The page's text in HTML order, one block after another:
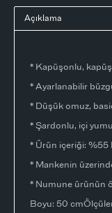
Açıklama
* Kapüşonlu,
* Ayarlanabilir
* Düşük omuz,
* Şardonlu, içi
* Ürün içeriği: %55
* Mankenin
* Numune ürünün
Boyu: 50